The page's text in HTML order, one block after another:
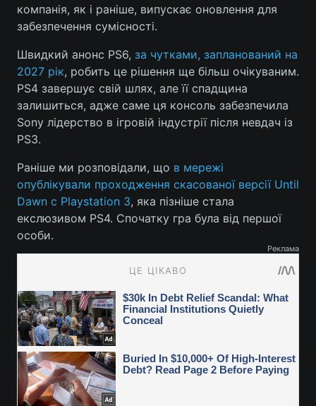
компанія, як і раніше, випускає оновлення для
забезпечення сумісності.
Швидкий анонс PS6, за чутками, запланований на
2027 рік, робить це рішення ще більш очікуваним.
PS4 завершує свій шлях, але її спадщина
залишиться, адже саме ця консоль забезпечила
Sony лідерство в ігровій індустрії після невдач із
PS3.
Раніше ми розповідали, що в мережі
опублікували проходження скасованої версії Until
Dawn c Playstation 3, яка пізніше стала
екслюзивом PS4. Спочатку гра була від першої
особи.
Реклама